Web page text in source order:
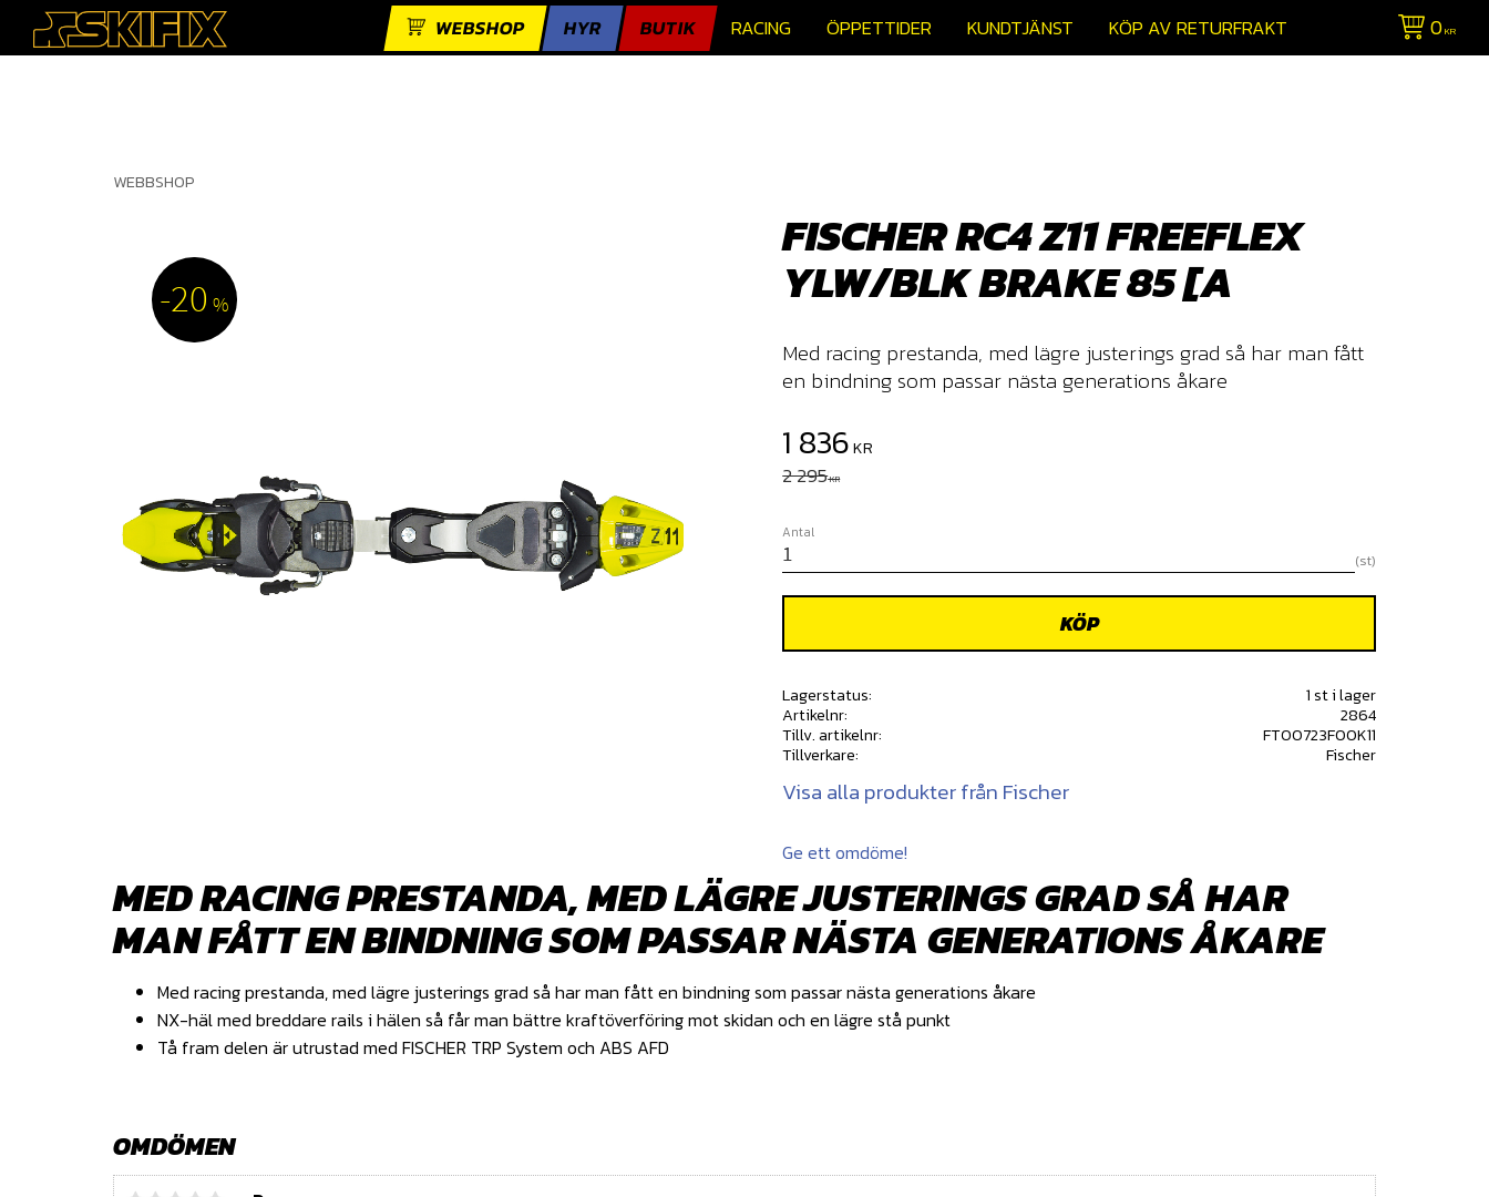
WEBSHOP HYR BUTIK RACING ÖPPETTIDER KUNDTJÄNST KÖP AV RETURFRAKT 0KR
WEBBSHOP
FISCHER RC4 Z11 FREEFLEX
YLW/BLK BRAKE 85 [A
Med racing prestanda, med lägre justerings grad så har man fått
en bindning som passar nästa generations åkare
20 %
Nedsatt pris:
1 836KR
Ordinarie pris:
2 295KR
Antal
st
KÖP
Lagerstatus
1 st i lager
Artikelnr
2864
Tillv. artikelnr
FT00723F00K11
Tillverkare
Fischer
Visa alla produkter från Fischer
Ge ett omdöme!
MED RACING PRESTANDA, MED LÄGRE JUSTERINGS GRAD SÅ HAR
MAN FÅTT EN BINDNING SOM PASSAR NÄSTA GENERATIONS ÅKARE
Med racing prestanda, med lägre justerings grad så har man fått en bindning som passar nästa generations åkare
NX-häl med breddare rails i hälen så får man bättre kraftöverföring mot skidan och en lägre stå punkt
Tå fram delen är utrustad med FISCHER TRP System och ABS AFD
OMDÖMEN